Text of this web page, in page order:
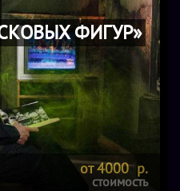
ФИГУР»
от 4000 р.
стоимость